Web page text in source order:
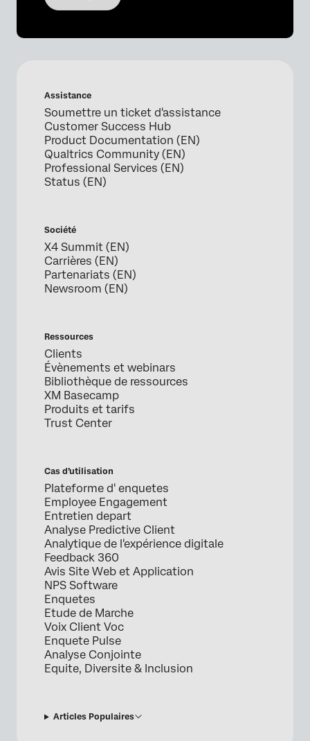
Assistance
Soumettre un ticket d'assistance
Customer Success Hub
Product Documentation (EN)
Qualtrics Community (EN)
Professional Services (EN)
Status (EN)
Société
X4 Summit (EN)
Carrières (EN)
Partenariats (EN)
Newsroom (EN)
Ressources
Clients
Évènements et webinars
Bibliothèque de ressources
XM Basecamp
Produits et tarifs
Trust Center
Cas d’utilisation
Plateforme d' enquetes
Employee Engagement
Entretien depart
Analyse Predictive Client
Analytique de l'expérience digitale
Feedback 360
Avis Site Web et Application
NPS Software
Enquetes
Etude de Marche
Voix Client Voc
Enquete Pulse
Analyse Conjointe
Equite, Diversite & Inclusion
Articles Populaires